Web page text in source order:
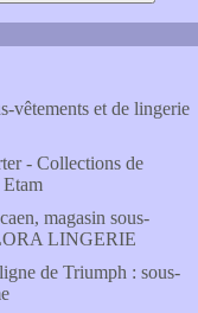
vêtements et de lingerie
- Collections de
Etam
magasin sous-
LINGERIE
de Triumph : sous-